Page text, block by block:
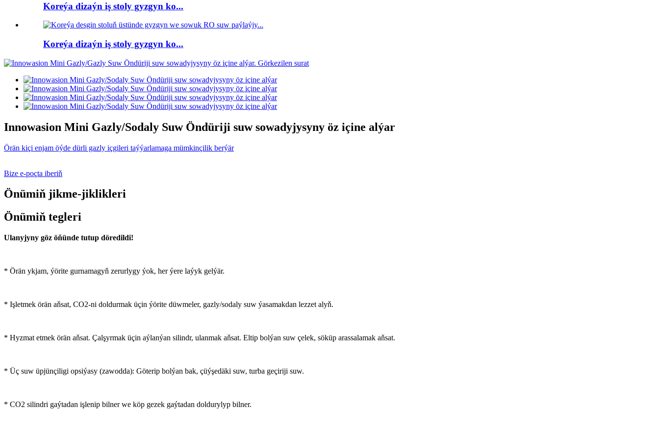
Koreýa dizaýn iş stoly gyzgyn ko...
Koreýa dizaýn iş stoly gyzgyn ko...
Innowasion Mini Gazly/Sodaly Suw Öndüriji suw sowadyjysyny öz içine alýar
Örän kiçi enjam öýde dürli gazly içgileri taýýarlamaga mümkinçilik berýär
Bize e-poçta iberiň
Önümiň jikme-jiklikleri
Önümiň tegleri
Ulanyjyny göz öňünde tutup döredildi!
* Örän ykjam, ýörite gurnamagyň zerurlygy ýok, her ýere laýyk gelýär.
* Işletmek örän aňsat, CO2-ni doldurmak üçin ýörite düwmeler, gazly/sodaly suw ýasamakdan lezzet alyň.
* Hyzmat etmek örän aňsat. Çalşyrmak üçin aýlanýan silindr, ulanmak aňsat. Eltip bolýan suw çelek, söküp arassalamak aňsat.
* Üç suw üpjünçiligi opsiýasy (zawodda): Göterip bolýan bak, çüýşedäki suw, turba geçiriji suw.
* CO2 silindri gaýtadan işlenip bilner we köp gezek gaýtadan doldurylyp bilner.